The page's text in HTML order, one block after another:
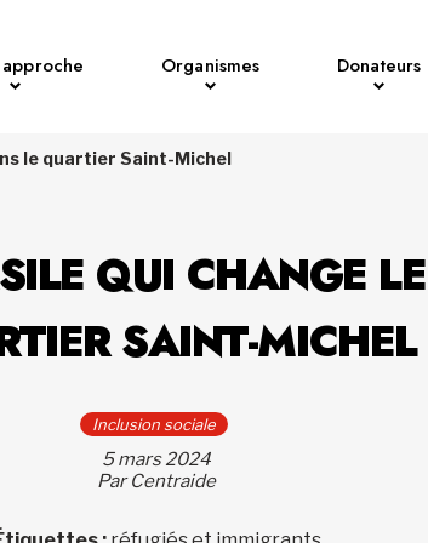
Organismes Donateurs
le quartier Saint-Michel
QUI CHANGE
SAINT-MICHEL
Inclusion sociale
5 mars 2024
Par Centraide